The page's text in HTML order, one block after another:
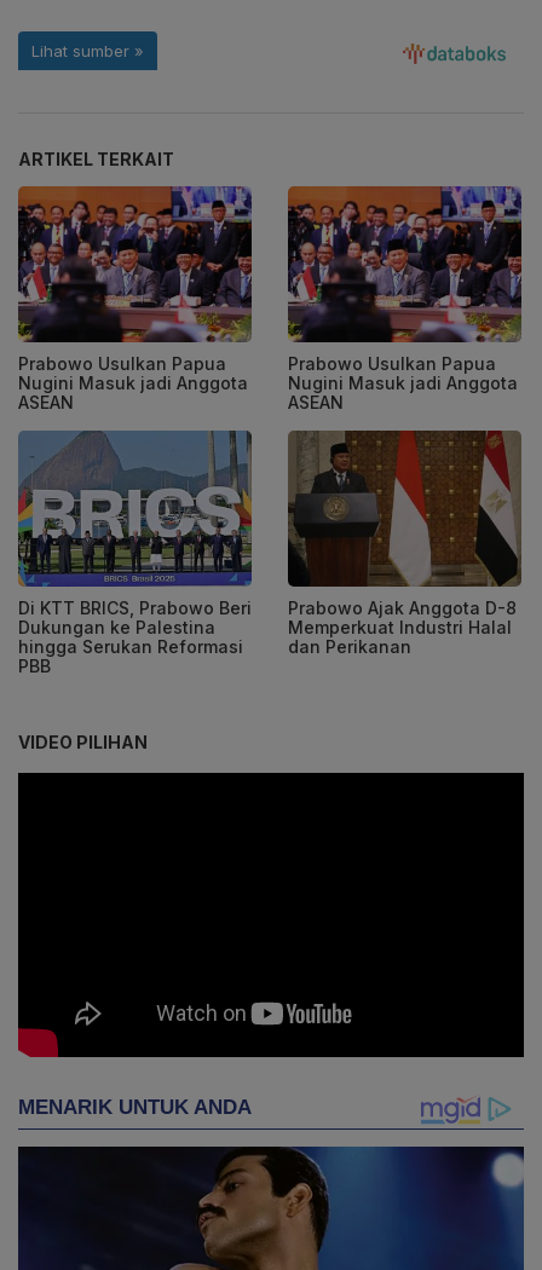
ARTIKEL TERKAIT
Prabowo Usulkan Papua
Nugini Masuk jadi Anggota
ASEAN
Prabowo Usulkan Papua
Nugini Masuk jadi Anggota
ASEAN
Di KTT BRICS, Prabowo Beri
Dukungan ke Palestina
hingga Serukan Reformasi
PBB
Prabowo Ajak Anggota D-8
Memperkuat Industri Halal
dan Perikanan
VIDEO PILIHAN